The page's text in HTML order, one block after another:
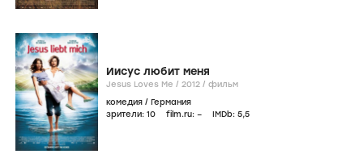
Иисус любит меня
Jesus Loves Me / 2012 / фильм
комедия / Германия
зрители: 10 film.ru: – IMDb: 5,5